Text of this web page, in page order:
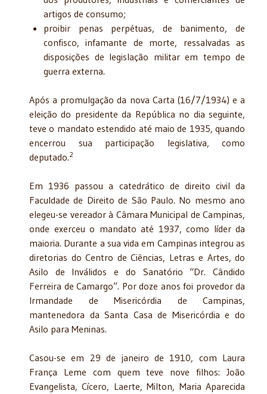
artigos de consumo;
proibir penas perpétuas, de banimento, de
confisco, infamante de morte, ressalvadas as
disposições de legislação militar em tempo de
guerra externa.
Após a promulgação da nova Carta (16/7/1934) e a
eleição do presidente da República no dia seguinte,
teve o mandato estendido até maio de 1935, quando
encerrou sua participação legislativa, como
deputado.2
Em 1936 passou a catedrático de direito civil da
Faculdade de Direito de São Paulo. No mesmo ano
elegeu-se vereador à Câmara Municipal de Campinas,
onde exerceu o mandato até 1937, como líder da
maioria. Durante a sua vida em Campinas integrou as
diretorias do Centro de Ciências, Letras e Artes, do
Asilo de Inválidos e do Sanatório “Dr. Cândido
Ferreira de Camargo”. Por doze anos foi provedor da
Irmandade de Misericórdia de Campinas,
mantenedora da Santa Casa de Misericórdia e do
Asilo para Meninas.
Casou-se em 29 de janeiro de 1910, com Laura
França Leme com quem teve nove filhos: João
Evangelista, Cícero, Laerte, Milton, Maria Aparecida